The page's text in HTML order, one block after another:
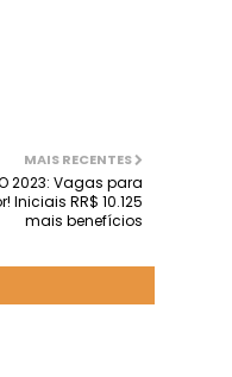
MAIS RECENTES
2023: Vagas para
Iniciais RR$ 10.125
mais benefícios